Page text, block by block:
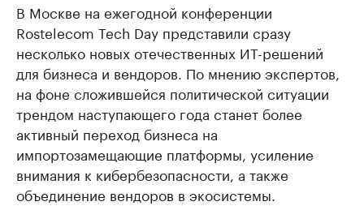
В Москве на ежегодной конференции
Rostelecom Tech Day представили сразу
несколько новых отечественных ИТ-решений
для бизнеса и вендоров. По мнению экспертов,
на фоне сложившейся политической ситуации
трендом наступающего года станет более
активный переход бизнеса на
импортозамещающие платформы, усиление
внимания к кибербезопасности, а также
объединение вендоров в экосистемы.